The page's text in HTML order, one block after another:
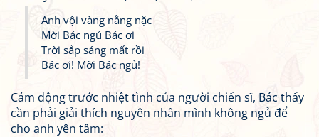
Anh vội vàng nằng nặc
Mời Bác ngủ Bác ơi
Trời sắp sáng mất rồi
Bác ơi! Mời Bác ngủ!
Cảm động trước nhiệt tình của người chiến sĩ, Bác thấy
cần phải giải thích nguyên nhân mình không ngủ để
cho anh yên tâm: